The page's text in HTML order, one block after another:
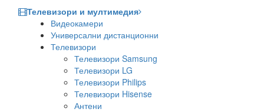
Телевизори и мултимедия
Видеокамери
Универсални дистанционни
Телевизори
Телевизори Samsung
Телевизори LG
Телевизори Philips
Телевизори Hisense
Антени